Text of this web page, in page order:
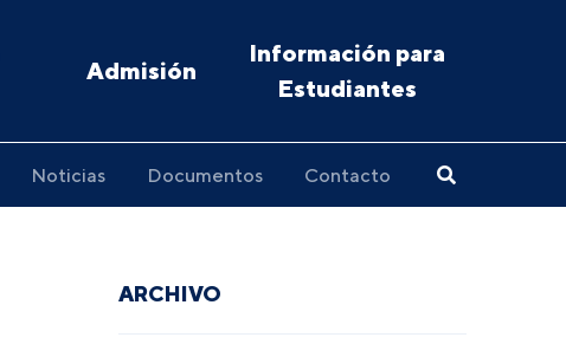
Admisión
Información para
Estudiantes
Noticias Documentos Contacto
ARCHIVO